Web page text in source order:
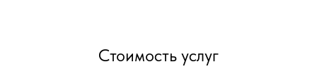
Стоимость услуг